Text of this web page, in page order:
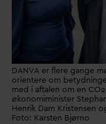
DANVA er flere gange
orientere om
med i aftalen om en
økonomiminister
Henrik Dam Kristensen
Foto: Karsten Bjørno